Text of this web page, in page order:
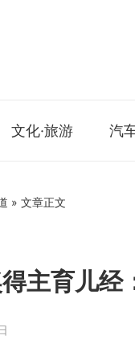
文化·旅游 汽
» 文章正文
主育儿经